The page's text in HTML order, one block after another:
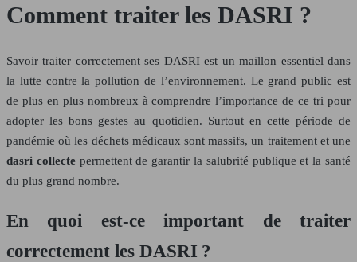
Comment traiter les DASRI ?
Savoir traiter correctement ses DASRI est un maillon essentiel dans
la lutte contre la pollution de l’environnement. Le grand public est
de plus en plus nombreux à comprendre l’importance de ce tri pour
adopter les bons gestes au quotidien. Surtout en cette période de
pandémie où les déchets médicaux sont massifs, un traitement et une
dasri collectepermettent de garantir la salubrité publique et la santé
du plus grand nombre.
En quoi est-ce important de traiter
correctement les DASRI ?